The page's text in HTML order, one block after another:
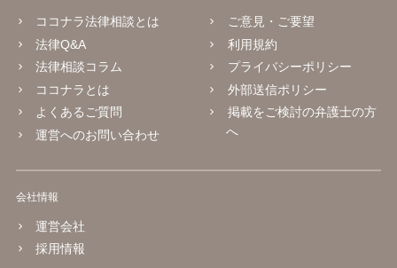
ココナラ法律相談とは
法律Q&A
法律相談コラム
ココナラとは
よくあるご質問
運営へのお問い合わせ
ご意見・ご要望
利用規約
プライバシーポリシー
外部送信ポリシー
掲載をご検討の弁護士の方
へ
会社情報
運営会社
採用情報